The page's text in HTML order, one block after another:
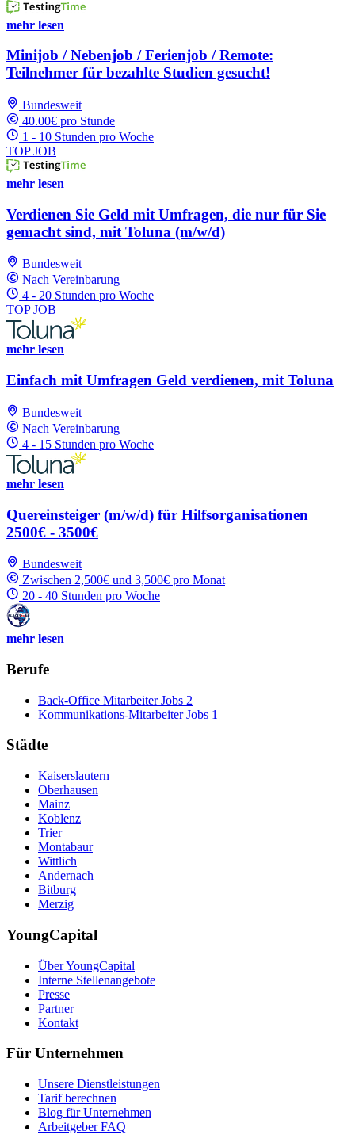
mehr lesen
Minijob / Nebenjob / Ferienjob / Remote:
Teilnehmer für bezahlte Studien gesucht!
Bundesweit
40.00€ pro Stunde
1 - 10 Stunden pro Woche
TOP JOB
mehr lesen
Verdienen Sie Geld mit Umfragen, die nur für Sie
gemacht sind, mit Toluna (m/w/d)
Bundesweit
Nach Vereinbarung
4 - 20 Stunden pro Woche
TOP JOB
mehr lesen
Einfach mit Umfragen Geld verdienen, mit Toluna
Bundesweit
Nach Vereinbarung
4 - 15 Stunden pro Woche
mehr lesen
Quereinsteiger (m/w/d) für Hilfsorganisationen
2500€ - 3500€
Bundesweit
Zwischen 2,500€ und 3,500€ pro Monat
20 - 40 Stunden pro Woche
mehr lesen
Berufe
Back-Office Mitarbeiter Jobs 2
Kommunikations-Mitarbeiter Jobs 1
Städte
Kaiserslautern
Oberhausen
Mainz
Koblenz
Trier
Montabaur
Wittlich
Andernach
Bitburg
Merzig
YoungCapital
Über YoungCapital
Interne Stellenangebote
Presse
Partner
Kontakt
Für Unternehmen
Unsere Dienstleistungen
Tarif berechnen
Blog für Unternehmen
Arbeitgeber FAQ